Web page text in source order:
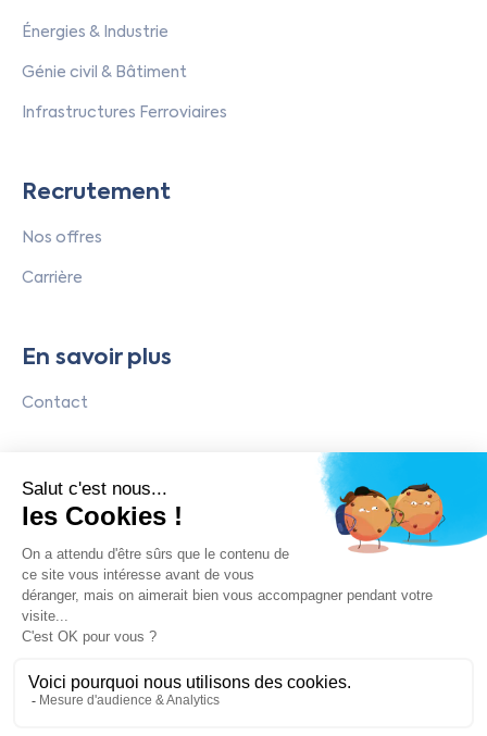
Énergies & Industrie
Génie civil & Bâtiment
Infrastructures Ferroviaires
Recrutement
Nos offres
Carrière
En savoir plus
Contact
Réseaux sociaux
LinkedIn
Instagram
Politique de Confidentialité